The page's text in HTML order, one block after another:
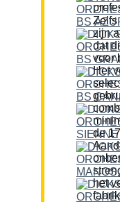
Mening
Zelfs
zijn
dat
voor
Het
de
het